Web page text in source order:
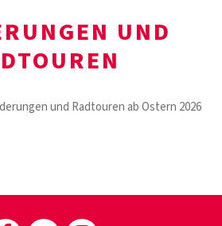
UND
und Radtouren ab Ostern 2026